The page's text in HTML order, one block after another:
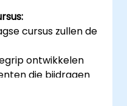
cursus zullen de
ontwikkelen
die bijdragen